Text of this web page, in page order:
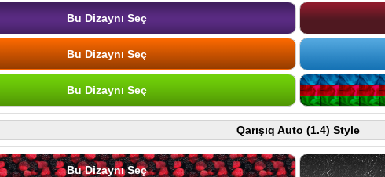
Bu Dizaynı Seç
Bu Dizaynı Seç
Bu Dizaynı Seç
Qarışıq Auto (1.4) Style
Bu Dizaynı Seç